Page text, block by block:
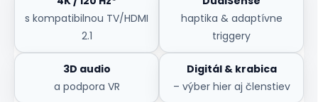
s kompatibilnou TV/HDMI
2.1
haptika & adaptívne
triggery
3D audio
a podpora VR
Digitál & krabica
– výber hier aj členstiev